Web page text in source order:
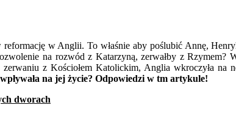
w Anglii. To właśnie aby poślubić Annę,
na rozwód z Katarzyną, zerwałby z
zerwaniu z Kościołem Katolickim, Anglia wkroczyła
na jej życie? Odpowiedzi w tm artykule!
dworach